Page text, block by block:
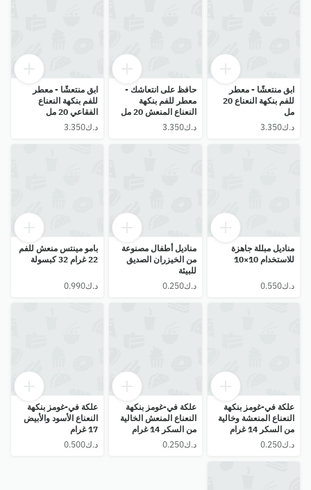
ابق منتعشًا - معطر
للفم بنكهة النعناع 20
مل
حافظ على انتعاشك -
معطر للفم بنكهة
النعناع المنعش 20 مل
⁦د.ك3.350⁩
ابق منتعشًا - معطر
للفم بنكهة النعناع
الفقاعي 20 مل
مناديل مبللة جاهزة
للاستخدام 10×10
مناديل أطفال مصنوعة
من الخيزران الصديق
للبيئة
⁦د.ك0.250⁩
بامو مينتس منعش للفم
22 غرام 32 كبسولة
علكة في-غومز بنكهة
النعناع المنعشة وخالية
من السكر 14 غرام
علكة في-غومز بنكهة
النعناع المنعش الخالية
من السكر 14 غرام
⁦د.ك0.250⁩
علكة في-غومز بنكهة
النعناع الأسود والأبيض
17 غرام